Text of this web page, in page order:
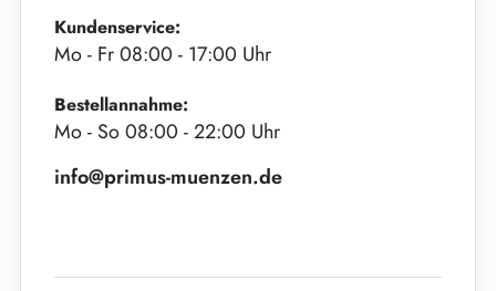
Kundenservice:
Mo - Fr 08:00 - 17:00 Uhr
Bestellannahme:
Mo - So 08:00 - 22:00 Uhr
info@primus-muenzen.de